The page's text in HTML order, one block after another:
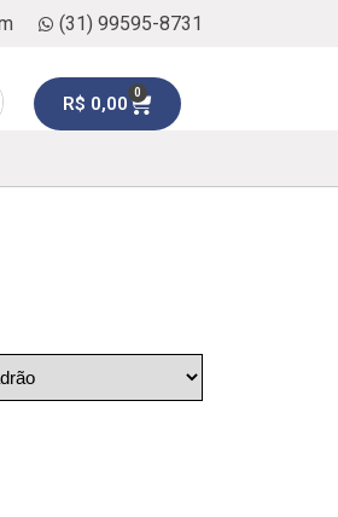
(31) 99595-8731
R$ 0,00 0